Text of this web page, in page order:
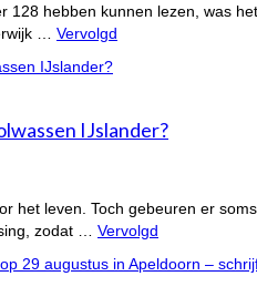
128 hebben kunnen lezen, was
… Vervolgd
IJslander?
het leven. Toch gebeuren er
zodat … Vervolgd